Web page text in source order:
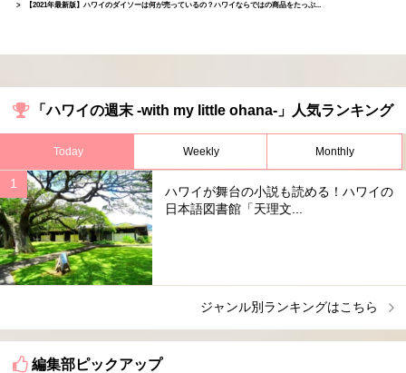
【2021年最新版】ハワイのダイソーは何が売っているの？ハワイならではの商品をたっぷ...
「ハワイの週末 -with my little ohana-」人気ランキング
Today Weekly Monthly
ハワイが舞台の小説も読める！ハワイの
日本語図書館「天理文...
ジャンル別ランキングはこちら
編集部ピックアップ